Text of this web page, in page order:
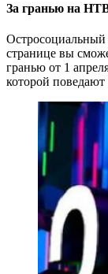
За гранью на
Остросоциальный
странице вы
гранью от 1
которой